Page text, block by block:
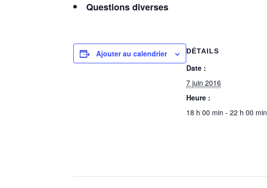
Questions diverses
Ajouter au calendrier DÉTAILS
Date :
7 juin 2016
Heure :
18 h 00 min - 22 h 00 min